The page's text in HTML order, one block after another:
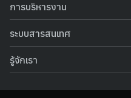
รางวัลแห่งความภาคภูมิใจ
คำถามที่พบบ่อย
นิทรรศการถาวร
ศูนย์สร้างสรรค์เยาวชน
กิจกรรมส่งเสริมการเรียนรู้และบริกา
บทความวิชาการ
การบริหารงาน
รายงานผลการดำเนินงาน
คำสั่งมอบหมายปฏิบัติหน้าที่
คู่มือการให้บริการ
ระบบสารสนเทศ
ฐานข้อมูลโครงการประกวดโครงงา
รายงานผลการดำเนินงานของศูนย์วิท
รู้จักเรา
ข้อมูลทั่วไป
โครงสร้างองค์กร